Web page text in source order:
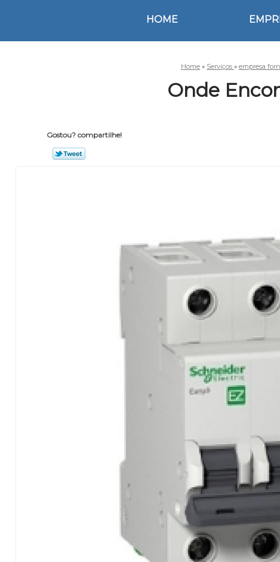
HOME
Home » Serviços » empresa
Onde
Gostou? compartilhe!